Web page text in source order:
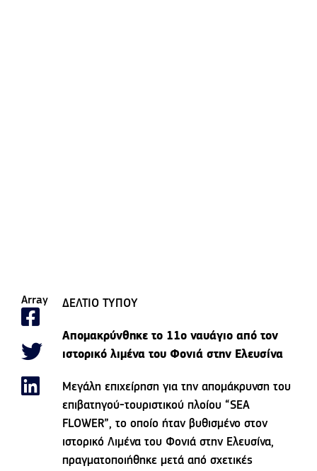
Array ΔΕΛΤΙΟ ΤΥΠΟΥ
Απομακρύνθηκε το 11ο ναυάγιο από τον
ιστορικό λιμένα του Φονιά στην Ελευσίνα
Μεγάλη επιχείρηση για την απομάκρυνση του
επιβατηγού-τουριστικού πλοίου “SEA
FLOWER”, το οποίο ήταν βυθισμένο στον
ιστορικό Λιμένα του Φονιά στην Ελευσίνα,
πραγματοποιήθηκε μετά από σχετικές